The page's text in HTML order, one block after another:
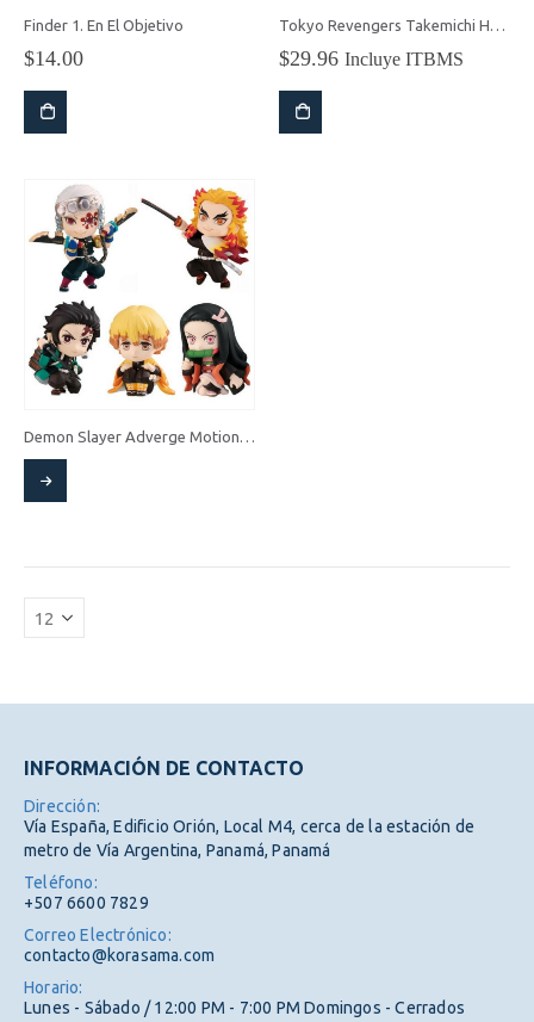
Finder 1. En El Objetivo
$14.00
Tokyo Revengers Takemichi Hanagaki – Banpresto
$29.96 Incluye ITBMS
Demon Slayer Adverge Motion Vol. 4 (Shokugan) (1 figura)
producto
variantes.
opciones
se
en
página
de
producto
INFORMACIÓN DE CONTACTO
Dirección:
Vía España, Edificio Orión, Local M4, cerca de la estación de
metro de Vía Argentina, Panamá, Panamá
Teléfono:
+507 6600 7829
Correo Electrónico:
contacto@korasama.com
Horario:
Lunes - Sábado / 12:00 PM - 7:00 PM Domingos - Cerrados